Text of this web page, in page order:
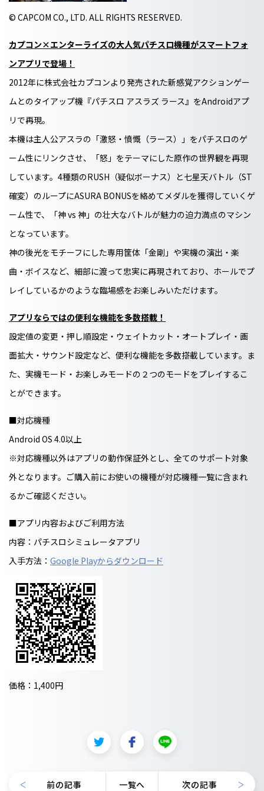
© CAPCOM CO., LTD. ALL RIGHTS RESERVED.
カプコン×エンターライズの大人気パチスロ機種がスマートフォ
ンアプリで登場！
2012年に株式会社カプコンより発売された新感覚アクションゲー
ムとのタイアップ機『パチスロ アスラズ ラース』をAndroidアプ
リで再現。
本機は主人公アスラの「激怒・憤慨（ラース）」をパチスロのゲ
ーム性にリンクさせ、「怒」をテーマにした原作の世界観を再現
しています。4種類のRUSH（疑似ボーナス）と七星天バトル（ST
確変）のループにASURA BONUSを絡めてメダルを獲得していくゲ
ーム性で、「神 vs 神」の壮大なバトルが魅力の迫力満点のマシン
となっています。
神の後光をモチーフにした専用筐体「金剛」や実機の演出・楽
曲・ボイスなど、細部に渡って忠実に再現されており、ホールでプ
レイしているかのような臨場感をお楽しみいただけます。
アプリならではの便利な機能を多数搭載！
設定値の変更・押し順設定・ウェイトカット・オートプレイ・画
面拡大・サウンド設定など、便利な機能を多数搭載しています。ま
た、実機モード・お楽しみモードの２つのモードをプレイするこ
とができます。
■対応機種
Android OS 4.0以上
※対応機種以外はアプリの動作保証外とし、全てのサポート対象
外となります。ご購入前にお使いの機種が対応機種一覧に含まれ
るかご確認ください。
■アプリ内容およびご利用方法
内容：パチスロシミュレータアプリ
入手方法： Google Playからダウンロード
価格：1,400円
前の記事 一覧へ 次の記事